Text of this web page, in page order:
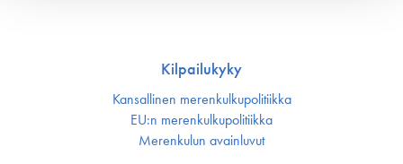
Kilpailukyky
Kansallinen merenkulku­politiikka
EU:n merenkulku­politiikka
Merenkulun avainluvut